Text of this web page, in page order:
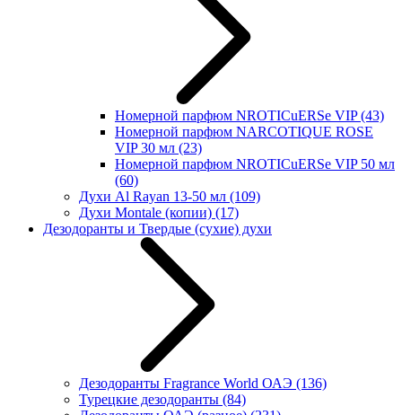
Номерной парфюм NROTICuERSe VIP(43)
Номерной парфюм NARCOTIQUE ROSE
VIP 30 мл (23)
Номерной парфюм NROTICuERSe VIP 50 мл
(60)
Духи Al Rayan 13-50 мл (109)
Духи Montale (копии) (17)
Дезодоранты и Твердые (сухие) духи
Дезодоранты Fragrance World ОАЭ (136)
Турецкие дезодоранты (84)